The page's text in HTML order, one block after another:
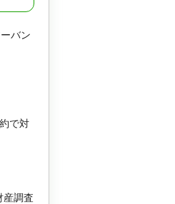
バン
で対
産調査